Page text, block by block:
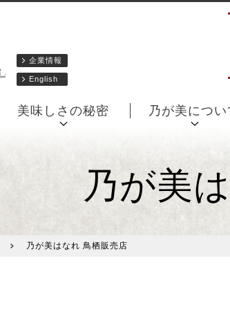
企業情報
English
美味しさの秘密 乃が美につい
乃が美
乃が美はなれ 鳥栖販売店